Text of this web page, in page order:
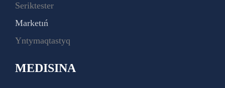
Seriktester
Marketıń
Yntymaqtastyq
MEDISINA